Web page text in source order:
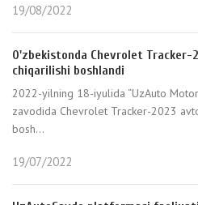
19/08/2022
O'zbekistonda Chevrolet
chiqarilishi boshlandi
2022-yilning 18-iyulida “UzAuto
zavodida Chevrolet Tracker-2023
bosh...
19/07/2022